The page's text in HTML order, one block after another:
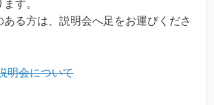
す。
ある方は、説明会へ足をお運びくださ
明会について